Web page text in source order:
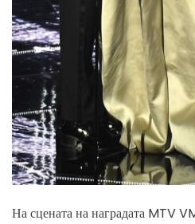
На сцената на наградата MTV